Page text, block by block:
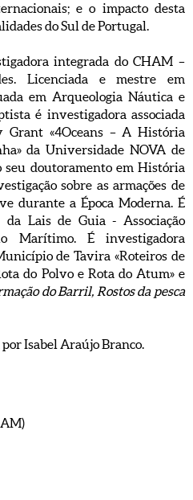
e o impacto desta
do Sul de Portugal.
integrada do CHAM –
Licenciada e mestre em
em Arqueologia Náutica e
é investigadora associada
Grant «4Oceans – A História
da Universidade NOVA de
seu doutoramento em História
sobre as armações de
durante a Época Moderna. É
Lais de Guia - Associação
Marítimo. É investigadora
de Tavira «Roteiros de
do Polvo e Rota do Atum» e
do Barril, Rostos da pesca
Isabel Araújo Branco.